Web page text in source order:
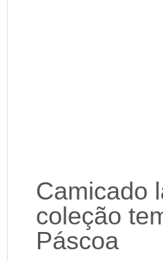
Camicado
coleção
Páscoa